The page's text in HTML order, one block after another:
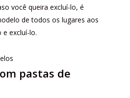
você queira excluí-lo, é
de todos os lugares aos
e excluí-lo.
pastas de